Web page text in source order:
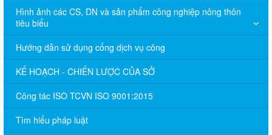
Hình ảnh các CS, DN và sản phẩm công nghiệp nông thôn
tiêu biểu
Hướng dẫn sử dụng cổng dịch vụ công
KẾ HOẠCH - CHIẾN LƯỢC CỦA SỞ
Công tác ISO TCVN ISO 9001:2015
Tìm hiểu pháp luật